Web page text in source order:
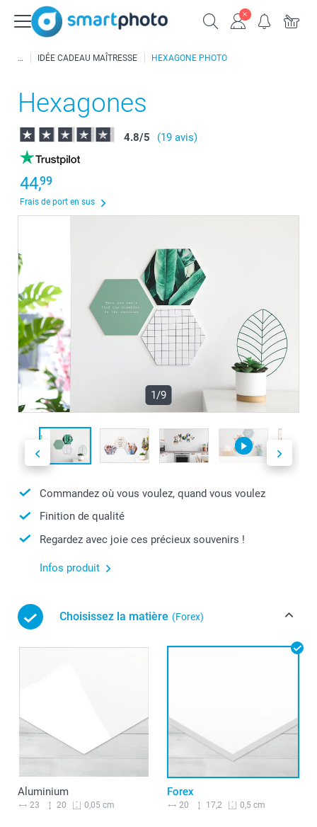
IDÉE CADEAU MAÎTRESSE HEXAGONE PHOTO
Hexagones
4.8/5 (19 avis)
44,99
Frais de port en sus
1/9
Commandez où vous voulez, quand vous voulez
Finition de qualité
Regardez avec joie ces précieux souvenirs !
Infos produit
Choisissez la matière (Forex)
Aluminium
23 20 0,05 cm
Forex
20 17,2 0,5 cm